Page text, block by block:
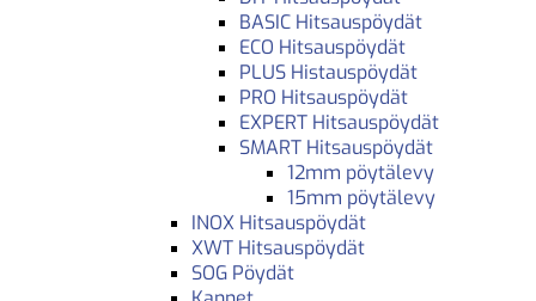
BASIC Hitsauspöydät
ECO Hitsauspöydät
PLUS Histauspöydät
PRO Hitsauspöydät
EXPERT Hitsauspöydät
SMART Hitsauspöydät
12mm pöytälevy
15mm pöytälevy
INOX Hitsauspöydät
XWT Hitsauspöydät
SOG Pöydät